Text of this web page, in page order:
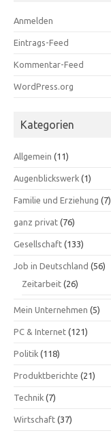
Anmelden
Eintrags-Feed
Kommentar-Feed
WordPress.org
Kategorien
Allgemein (11)
Augenblickswerk (1)
Familie und Erziehung (7)
ganz privat (76)
Gesellschaft (133)
Job in Deutschland (56)
Zeitarbeit (26)
Mein Unternehmen (5)
PC & Internet (121)
Politik (118)
Produktberichte (21)
Technik (7)
Wirtschaft (37)